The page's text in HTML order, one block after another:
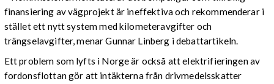
finansiering av vägprojekt är ineffektiva och rekommenderar i
stället ett nytt system med kilometeravgifter och
trängselavgifter, menar Gunnar Linberg i debattartikeln.
Ett problem som lyfts i Norge är också att elektrifieringen av
fordonsflottan gör att intäkterna från drivmedelsskatter